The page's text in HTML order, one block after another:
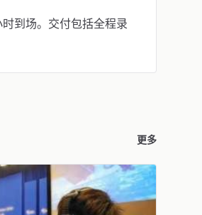
到场。交付包括全程录
更多